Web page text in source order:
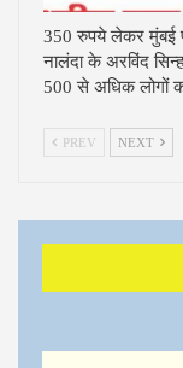
350 रुपये लेकर मुंबई
नालंदा के अरविंद
500 से अधिक लोगों
PREV NEXT